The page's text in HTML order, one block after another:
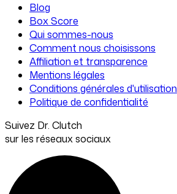
Blog
Box Score
Qui sommes-nous
Comment nous choisissons
Affiliation et transparence
Mentions légales
Conditions générales d'utilisation
Politique de confidentialité
Suivez Dr. Clutch
sur les réseaux sociaux